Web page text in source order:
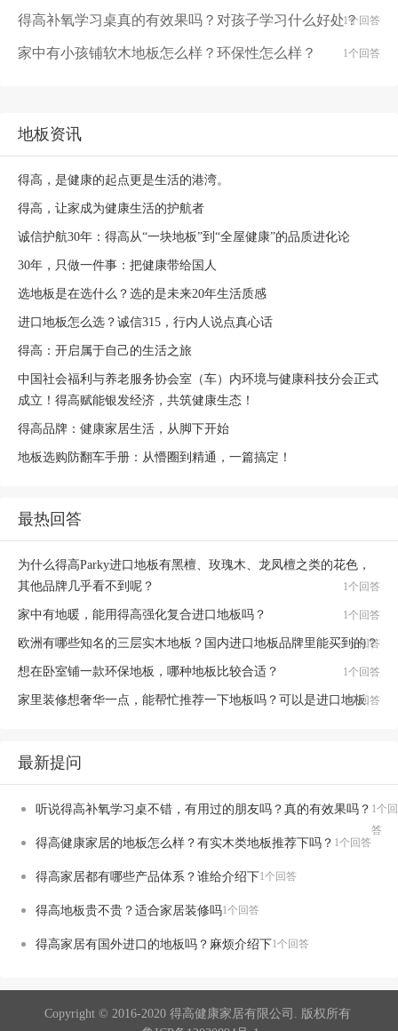
得高补氧学习桌真的有效果吗？对孩子学习什么好处？1个回答
家中有小孩铺软木地板怎么样？环保性怎么样？ 1个回答
地板资讯
得高，是健康的起点更是生活的港湾。
得高，让家成为健康生活的护航者
诚信护航30年：得高从“一块地板”到“全屋健康”的品质进化论
30年，只做一件事：把健康带给国人
选地板是在选什么？选的是未来20年生活质感
进口地板怎么选？诚信315，行内人说点真心话
得高：开启属于自己的生活之旅
中国社会福利与养老服务协会室（车）内环境与健康科技分会正式
成立！得高赋能银发经济，共筑健康生态！
得高品牌：健康家居生活，从脚下开始
地板选购防翻车手册：从懵圈到精通，一篇搞定！
最热回答
为什么得高Parky进口地板有黑檀、玫瑰木、龙凤檀之类的花色，
其他品牌几乎看不到呢？
1个回答
家中有地暖，能用得高强化复合进口地板吗？ 1个回答
欧洲有哪些知名的三层实木地板？国内进口地板品牌里能买到的？
1个回答
想在卧室铺一款环保地板，哪种地板比较合适？ 1个回答
家里装修想奢华一点，能帮忙推荐一下地板吗？可以是进口地板
1个回答
最新提问
听说得高补氧学习桌不错，有用过的朋友吗？真的有效果吗？ 1个回
答
得高健康家居的地板怎么样？有实木类地板推荐下吗？ 1个回答
得高家居都有哪些产品体系？谁给介绍下1个回答
得高地板贵不贵？适合家居装修吗1个回答
得高家居有国外进口的地板吗？麻烦介绍下1个回答
Copyright © 2016-2020 得高健康家居有限公司. 版权所有